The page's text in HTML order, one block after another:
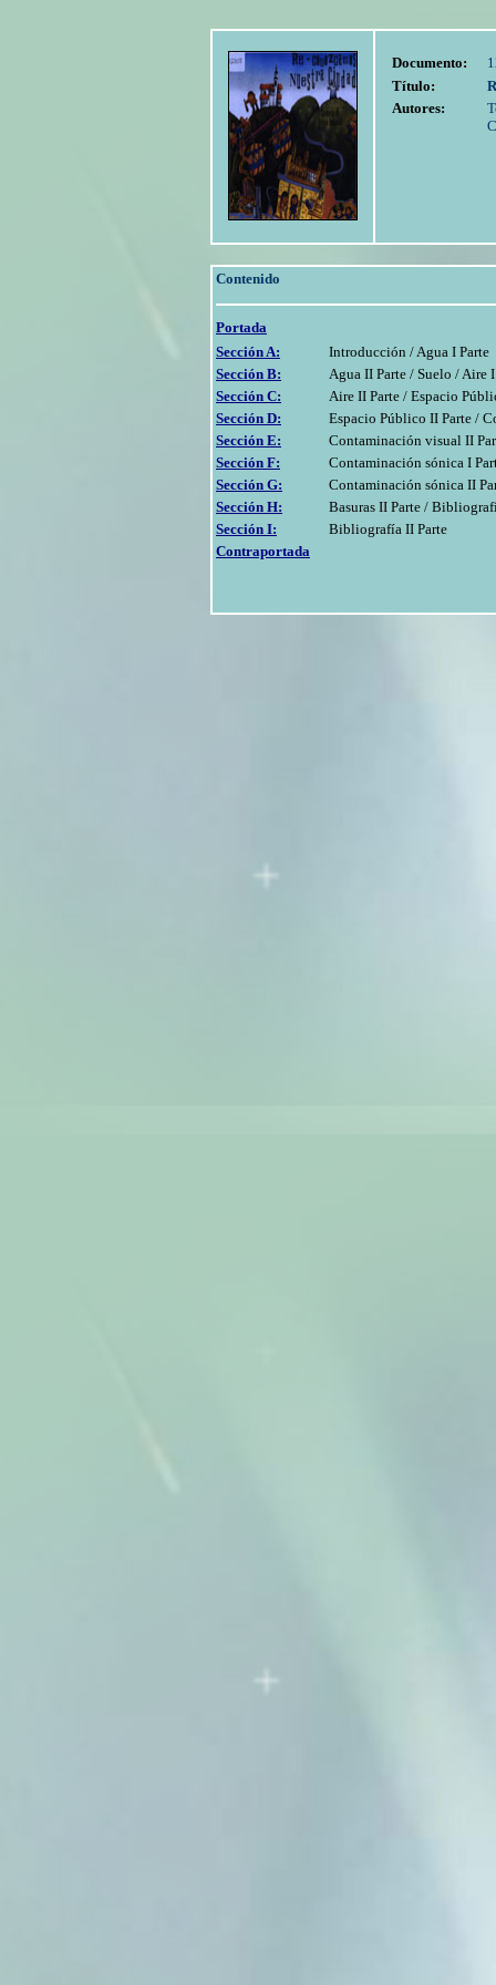
Documento:
Título:
Autores:
Contenido
Portada
Sección A:
Introducción / Agua I Parte
Sección B:
Agua II Parte / Suelo / Aire I
Sección C:
Aire II Parte / Espacio
Sección D:
Espacio Público II Parte /
Sección E:
Contaminación visual II
Sección F:
Contaminación sónica I
Sección G:
Contaminación sónica II
Sección H:
Basuras II Parte /
Sección I:
Bibliografía II Parte
Contraportada